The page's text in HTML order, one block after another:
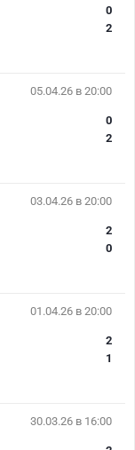
0
2
05.04.26 в 20:00
0
2
03.04.26 в 20:00
2
0
01.04.26 в 20:00
2
1
30.03.26 в 16:00